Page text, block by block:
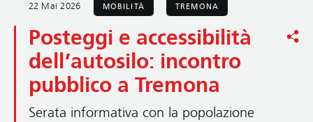
22 Mai 2026 MOBILITÀ TREMONA
Posteggi e accessibilità
dell’autosilo: incontro
pubblico a Tremona
Serata informativa con la popolazione